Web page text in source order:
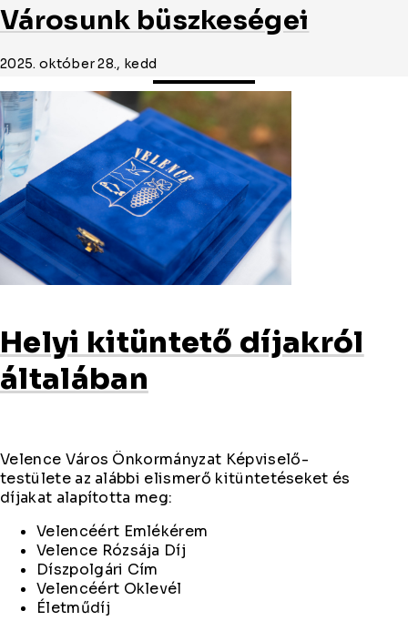
Városunk büszkeségei
2025. október 28., kedd
Helyi kitüntető díjakról
általában
Velence Város Önkormányzat Képviselő-
testülete az alábbi elismerő kitüntetéseket és
díjakat alapította meg:
Velencéért Emlékérem
Velence Rózsája Díj
Díszpolgári Cím
Velencéért Oklevél
Életműdíj